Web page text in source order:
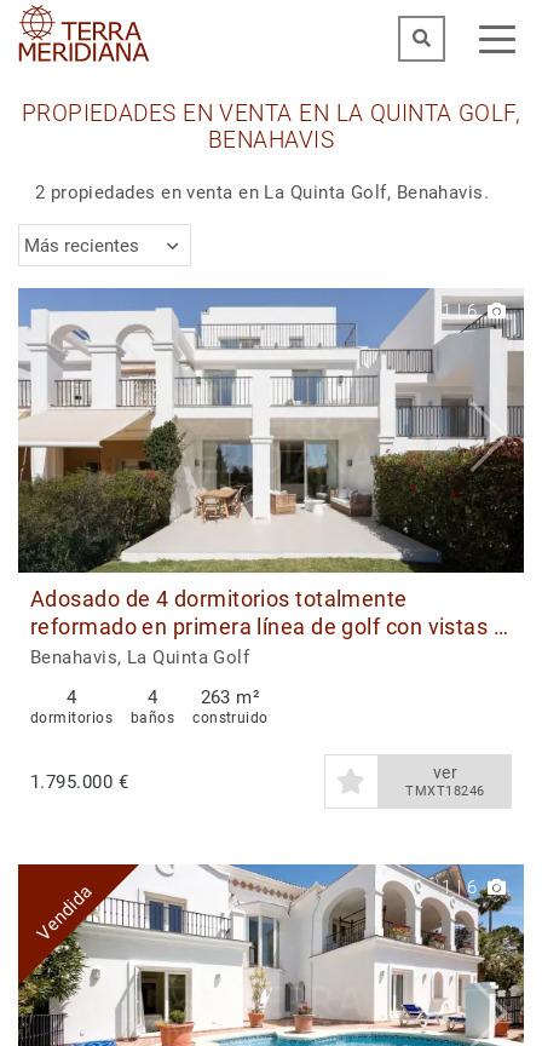
PROPIEDADES EN VENTA EN LA QUINTA GOLF,
BENAHAVIS
2 propiedades en venta en La Quinta Golf, Benahavis.
Más recientes
1|6
Adosado de 4 dormitorios totalmente
reformado en primera línea de golf con vistas al
mar en venta en La Quinta Golf
Benahavis, La Quinta Golf
4
dormitorios
4
baños
263 m²
construido
1.795.000 € ver
TMXT18246
Vendida 1|6